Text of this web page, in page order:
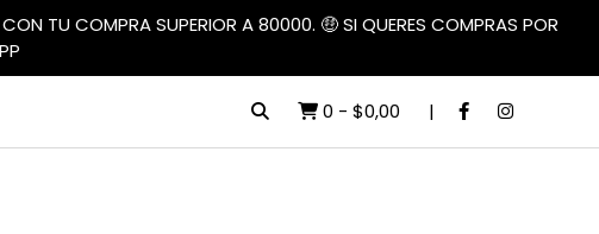
TU COMPRA SUPERIOR A 80000. 🤑 SI QUERES COMPRAS POR
0 - $0,00